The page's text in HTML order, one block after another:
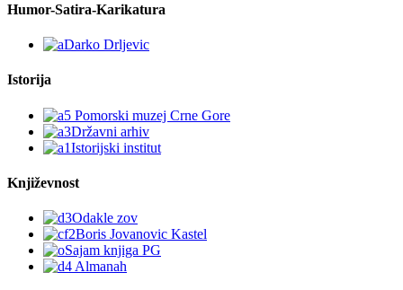
Humor-Satira-Karikatura
Istorija
Književnost